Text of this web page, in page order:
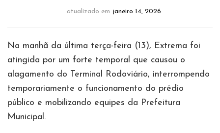
atualizado em janeiro 14, 2026
Na manhã da última terça-feira (13), Extrema foi
atingida por um forte temporal que causou o
alagamento do Terminal Rodoviário, interrompendo
temporariamente o funcionamento do prédio
público e mobilizando equipes da Prefeitura
Municipal.